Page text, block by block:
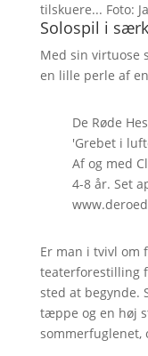
tilskuere... Foto:
Solospil i
Med sin virtuose
en lille perle af
De Røde
'Grebet i
Af og med
4-8 år. Set
Er man i tvivl om
teaterforestilling
sted at begynde.
tæppe og en høj
sommerfuglenet,